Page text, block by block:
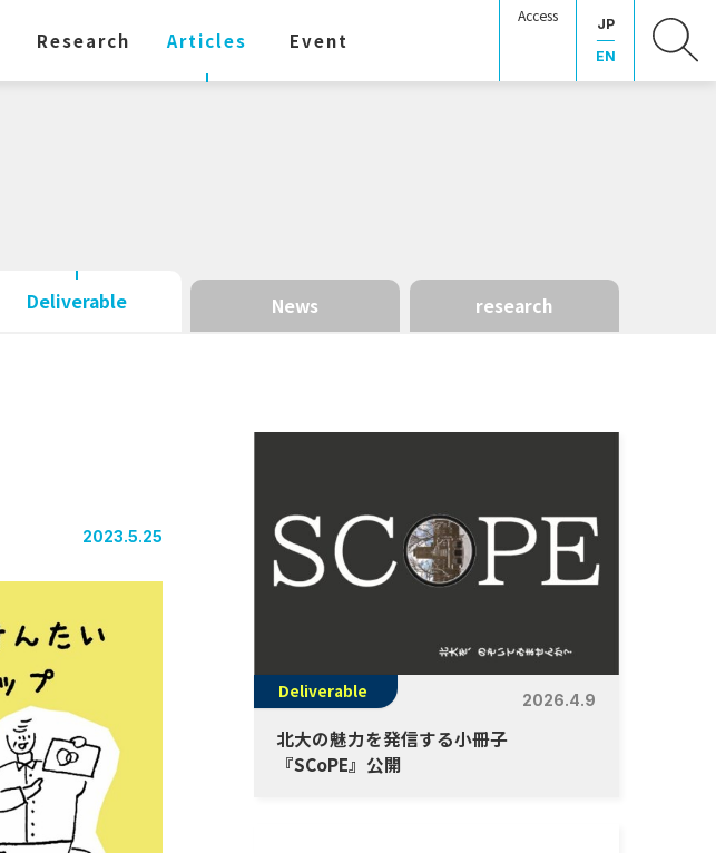
Research Articles Event
Access
JP
EN
Deliverable News research
2023.5.25
Deliverable 2026.4.9
北大の魅力を発信する小冊子
『SCoPE』公開